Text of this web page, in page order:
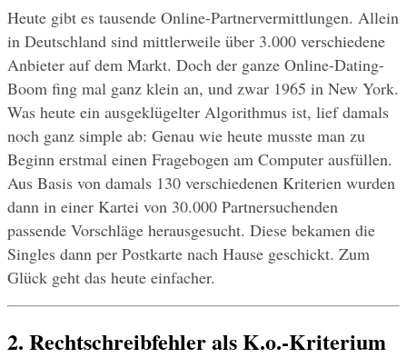
Heute gibt es tausende Online-Partnervermittlungen. Allein
in Deutschland sind mittlerweile über 3.000 verschiedene
Anbieter auf dem Markt. Doch der ganze Online-Dating-
Boom fing mal ganz klein an, und zwar 1965 in New York.
Was heute ein ausgeklügelter Algorithmus ist, lief damals
noch ganz simple ab: Genau wie heute musste man zu
Beginn erstmal einen Fragebogen am Computer ausfüllen.
Aus Basis von damals 130 verschiedenen Kriterien wurden
dann in einer Kartei von 30.000 Partnersuchenden
passende Vorschläge herausgesucht. Diese bekamen die
Singles dann per Postkarte nach Hause geschickt. Zum
Glück geht das heute einfacher.
2. Rechtschreibfehler als K.o.-Kriterium